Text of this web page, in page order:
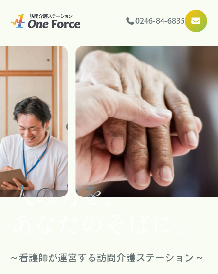
0246-84-6835
人の力を、
∼ 看護師が運営する訪問介護ステーション ∼